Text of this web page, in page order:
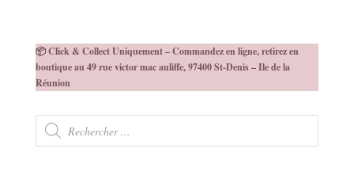
📦 Click & Collect Uniquement – Commandez en ligne, retirez en
boutique au 49 rue victor mac auliffe, 97400 St-Denis – Ile de la
Réunion
Recherche
produits